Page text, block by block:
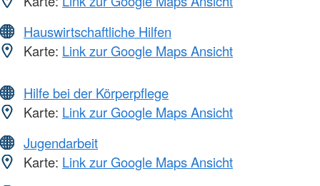
Hauswirtschaftliche Hilfen
Karte: Link zur Google Maps Ansicht
Hilfe bei der Körperpflege
Karte: Link zur Google Maps Ansicht
Jugendarbeit
Karte: Link zur Google Maps Ansicht